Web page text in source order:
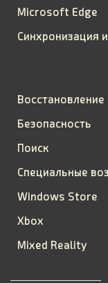
Microsoft Edge
Синхронизация
Восстановление
Безопасность
Поиск
Специальные
Windows Store
Xbox
Mixed Reality